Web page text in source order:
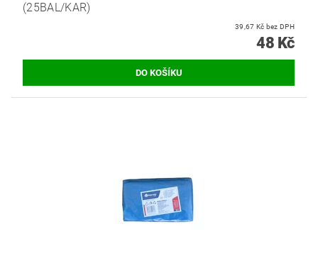
(25BAL/KAR)
39,67 Kč bez DPH
48 Kč